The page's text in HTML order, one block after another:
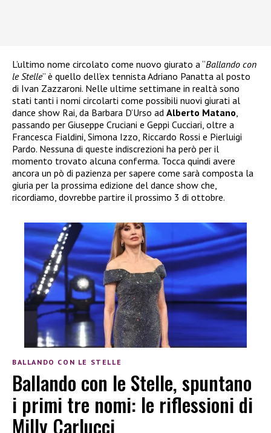
L’ultimo nome circolato come nuovo giurato a “Ballando con
le Stelle” è quello dell’ex tennista Adriano Panatta al posto
di Ivan Zazzaroni. Nelle ultime settimane in realtà sono
stati tanti i nomi circolarti come possibili nuovi giurati al
dance show Rai, da Barbara D’Urso ad Alberto Matano
passando per Giuseppe Cruciani e Geppi Cucciari, oltre a
Francesca Fialdini, Simona Izzo, Riccardo Rossi e Pierluigi
Pardo. Nessuna di queste indiscrezioni ha però per il
momento trovato alcuna conferma. Tocca quindi avere
ancora un pò di pazienza per sapere come sarà composta la
giuria per la prossima edizione del dance show che,
ricordiamo, dovrebbe partire il prossimo 3 di ottobre.
BALLANDO CON LE STELLE
Ballando con le Stelle, spuntano
i primi tre nomi: le riflessioni di
Milly Carlucci